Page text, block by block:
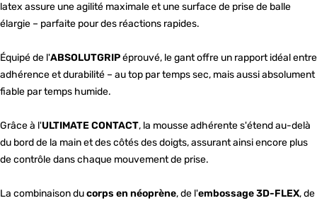
latex assure une agilité maximale et une surface de prise de balle
élargie – parfaite pour des réactions rapides.
Équipé de l'ABSOLUTGRIPéprouvé, le gant offre un rapport idéal entre
adhérence et durabilité – au top par temps sec, mais aussi absolument
fiable par temps humide.
Grâce à l'ULTIMATE CONTACT, la mousse adhérente s'étend au-delà
du bord de la main et des côtés des doigts, assurant ainsi encore plus
de contrôle dans chaque mouvement de prise.
La combinaison ducorps en néoprène, de l'embossage 3D-FLEX, de